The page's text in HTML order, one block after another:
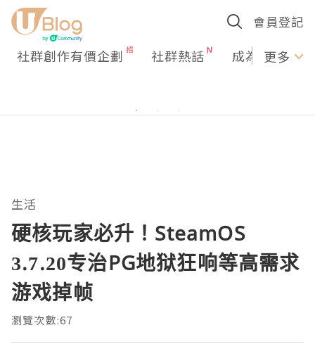
會員登記
社群創作有價企劃 社群熱話 成為U更多
生活
硬核玩家必升！SteamOS
3.7.20专治PG地狱狂响等高需求
游戏掉帧
瀏覽次數:67